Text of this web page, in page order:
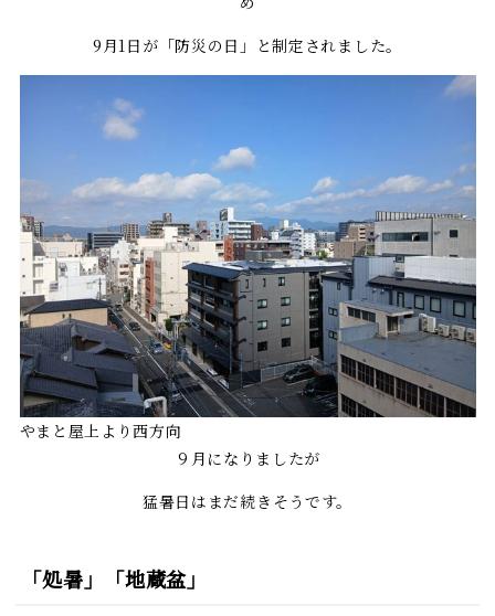
9月1日が「防災の日」と制定されました。
やまと屋上より西方向
９月になりましたが
猛暑日はまだ続きそうです。
「処暑」「地蔵盆」